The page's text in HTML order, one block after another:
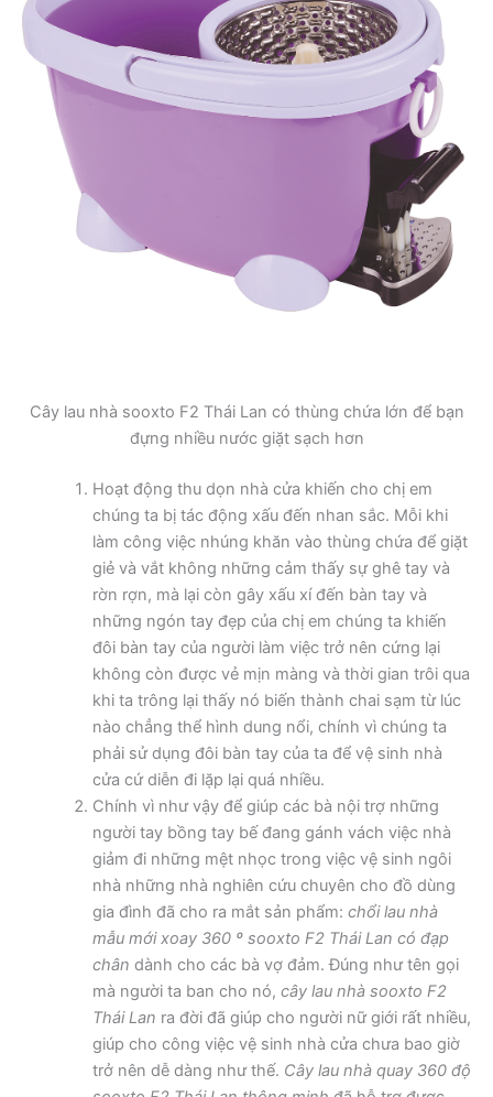
Cây lau nhà sooxto F2 Thái Lan có thùng chứa lớn để bạn
đựng nhiều nước giặt sạch hơn
Hoạt động thu dọn nhà cửa khiến cho chị em
chúng ta bị tác động xấu đến nhan sắc. Mỗi khi
làm công việc nhúng khăn vào thùng chứa để giặt
giẻ và vắt không những cảm thấy sự ghê tay và
rờn rợn, mà lại còn gây xấu xí đến bàn tay và
những ngón tay đẹp của chị em chúng ta khiến
đôi bàn tay của người làm việc trở nên cứng lại
không còn được vẻ mịn màng và thời gian trôi qua
khi ta trông lại thấy nó biến thành chai sạm từ lúc
nào chẳng thể hình dung nổi, chính vì chúng ta
phải sử dụng đôi bàn tay của ta để vệ sinh nhà
cửa cứ diễn đi lặp lại quá nhiều.
Chính vì như vậy để giúp các bà nội trợ những
người tay bồng tay bế đang gánh vách việc nhà
giảm đi những mệt nhọc trong việc vệ sinh ngôi
nhà những nhà nghiên cứu chuyên cho đồ dùng
gia đình đã cho ra mắt sản phẩm: chổi lau nhà
mẫu mới xoay 360 º sooxto F2 Thái Lan có đạp
chân dành cho các bà vợ đảm. Đúng như tên gọi
mà người ta ban cho nó, cây lau nhà sooxto F2
Thái Lan ra đời đã giúp cho người nữ giới rất nhiều,
giúp cho công việc vệ sinh nhà cửa chưa bao giờ
trở nên dễ dàng như thế. Cây lau nhà quay 360 độ